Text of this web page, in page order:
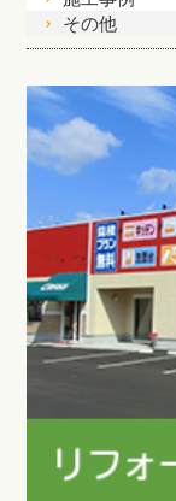
その他